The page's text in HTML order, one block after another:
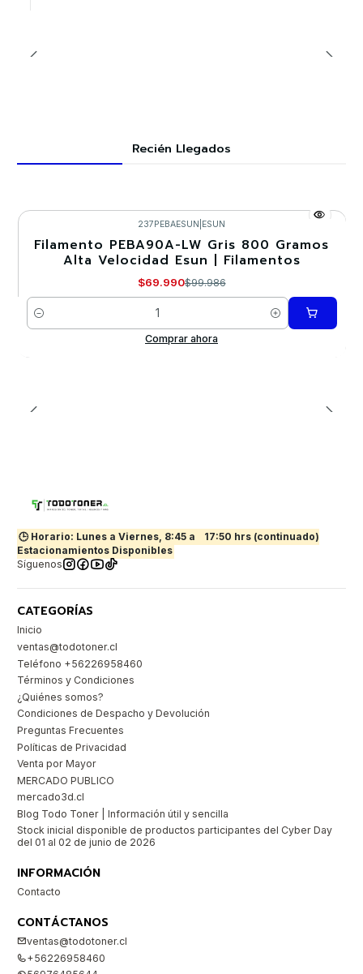
Recién Llegados
-30%
237PEBAESUN ESUN
Filamento PEBA90A-LW Gris 800 Gramos
Alta Velocidad Esun | Filamentos
$69.990$99.986
Cantidad
Comprar ahora
🕒 Horario: Lunes a Viernes, 8:45 a
17:50 hrs (continuado)
Estacionamientos Disponibles
Síguenos
CATEGORÍAS
Inicio
ventas@todotoner.cl
Teléfono +56226958460
Términos y Condiciones
¿Quiénes somos?
Condiciones de Despacho y Devolución
Preguntas Frecuentes
Políticas de Privacidad
Venta por Mayor
MERCADO PUBLICO
mercado3d.cl
Blog Todo Toner | Información útil y sencilla
Stock inicial disponible de productos participantes del Cyber Day
del 01 al 02 de junio de 2026
INFORMACIÓN
Contacto
CONTÁCTANOS
ventas@todotoner.cl
+56226958460